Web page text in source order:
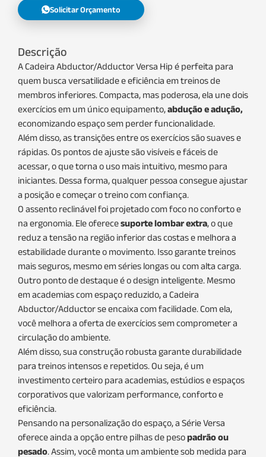
Solicitar Orçamento
Descrição
A Cadeira Abductor/Adductor Versa Hip é perfeita para
quem busca versatilidade e eficiência em treinos de
membros inferiores. Compacta, mas poderosa, ela une dois
exercícios em um único equipamento,abdução e adução,
economizando espaço sem perder funcionalidade.
Além disso, as transições entre os exercícios são suaves e
rápidas. Os pontos de ajuste são visíveis e fáceis de
acessar, o que torna o uso mais intuitivo, mesmo para
iniciantes. Dessa forma, qualquer pessoa consegue ajustar
a posição e começar o treino com confiança.
O assento reclinável foi projetado com foco no conforto e
na ergonomia. Ele oferecesuporte lombar extra, o que
reduz a tensão na região inferior das costas e melhora a
estabilidade durante o movimento. Isso garante treinos
mais seguros, mesmo em séries longas ou com alta carga.
Outro ponto de destaque é o design inteligente. Mesmo
em academias com espaço reduzido, a Cadeira
Abductor/Adductor se encaixa com facilidade. Com ela,
você melhora a oferta de exercícios sem comprometer a
circulação do ambiente.
Além disso, sua construção robusta garante durabilidade
para treinos intensos e repetidos. Ou seja, é um
investimento certeiro para academias, estúdios e espaços
corporativos que valorizam performance, conforto e
eficiência.
Pensando na personalização do espaço, a Série Versa
oferece ainda a opção entre pilhas de pesopadrão ou
pesado. Assim, você monta um ambiente sob medida para